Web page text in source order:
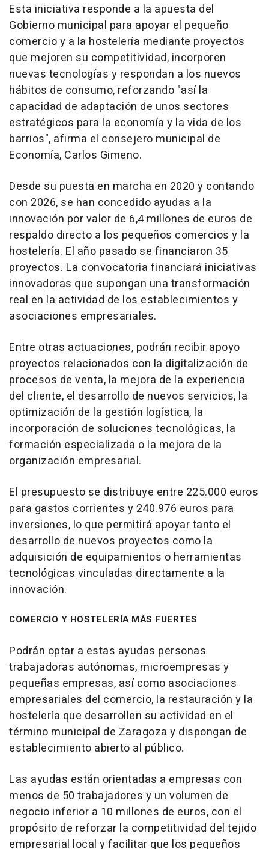
Esta iniciativa responde a la apuesta del
Gobierno municipal para apoyar el pequeño
comercio y a la hostelería mediante proyectos
que mejoren su competitividad, incorporen
nuevas tecnologías y respondan a los nuevos
hábitos de consumo, reforzando "así la
capacidad de adaptación de unos sectores
estratégicos para la economía y la vida de los
barrios", afirma el consejero municipal de
Economía, Carlos Gimeno.
Desde su puesta en marcha en 2020 y contando
con 2026, se han concedido ayudas a la
innovación por valor de 6,4 millones de euros de
respaldo directo a los pequeños comercios y la
hostelería. El año pasado se financiaron 35
proyectos. La convocatoria financiará iniciativas
innovadoras que supongan una transformación
real en la actividad de los establecimientos y
asociaciones empresariales.
Entre otras actuaciones, podrán recibir apoyo
proyectos relacionados con la digitalización de
procesos de venta, la mejora de la experiencia
del cliente, el desarrollo de nuevos servicios, la
optimización de la gestión logística, la
incorporación de soluciones tecnológicas, la
formación especializada o la mejora de la
organización empresarial.
El presupuesto se distribuye entre 225.000 euros
para gastos corrientes y 240.976 euros para
inversiones, lo que permitirá apoyar tanto el
desarrollo de nuevos proyectos como la
adquisición de equipamientos o herramientas
tecnológicas vinculadas directamente a la
innovación.
COMERCIO Y HOSTELERÍA MÁS FUERTES
Podrán optar a estas ayudas personas
trabajadoras autónomas, microempresas y
pequeñas empresas, así como asociaciones
empresariales del comercio, la restauración y la
hostelería que desarrollen su actividad en el
término municipal de Zaragoza y dispongan de
establecimiento abierto al público.
Las ayudas están orientadas a empresas con
menos de 50 trabajadores y un volumen de
negocio inferior a 10 millones de euros, con el
propósito de reforzar la competitividad del tejido
empresarial local y facilitar que los pequeños